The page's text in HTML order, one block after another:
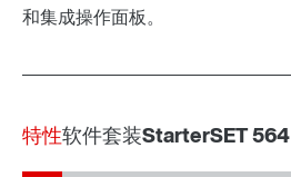
特性软件套装StarterSET 564